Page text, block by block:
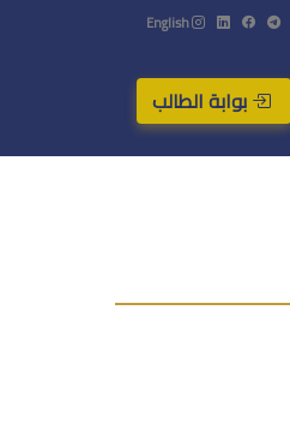
English
بوابة الطالب